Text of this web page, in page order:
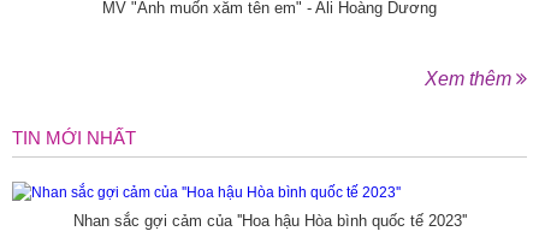
MV "Anh muốn xăm tên em" - Ali Hoàng Dương
Xem thêm
TIN MỚI NHẤT
Nhan sắc gợi cảm của ''Hoa hậu Hòa bình quốc tế 2023''